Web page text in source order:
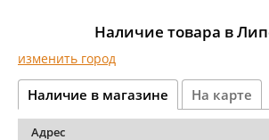
Наличие товара в
изменить город
Наличие в магазине На карте
Адрес